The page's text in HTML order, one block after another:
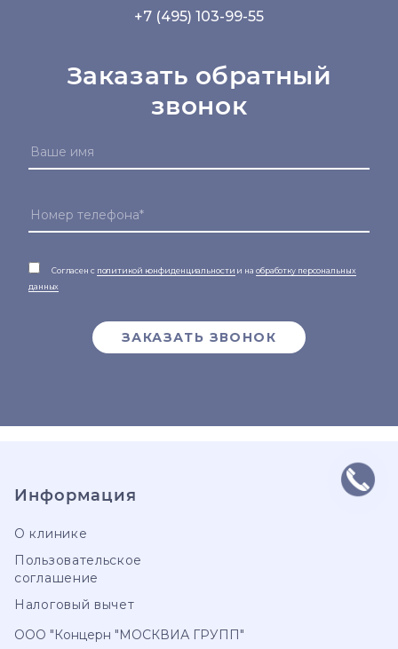
+7 (495) 103-99-55
Заказать обратный
звонок
Согласен с политикой конфиденциальности и на обработку персональных
данных
ЗАКАЗАТЬ ЗВОНОК
Информация
О клинике
Пользовательское
соглашение
Налоговый вычет
ООО "Концерн "МОСКВИА ГРУПП"